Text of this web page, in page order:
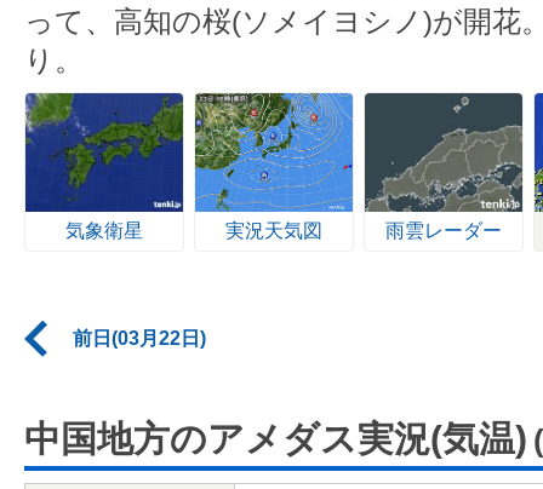
って、高知の桜(ソメイヨシノ)が開花
り。
気象衛星 実況天気図 雨雲レーダー
前日(03月22日)
中国地方のアメダス実況(気温)